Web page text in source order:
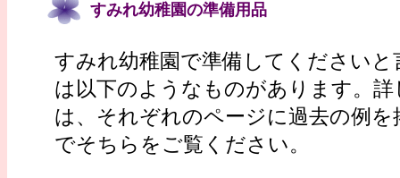
すみれ幼稚園の準備用品
すみれ幼稚園で準備してくださいと
は以下のようなものがあります。
は、それぞれのページに過去の例
でそちらをご覧ください。